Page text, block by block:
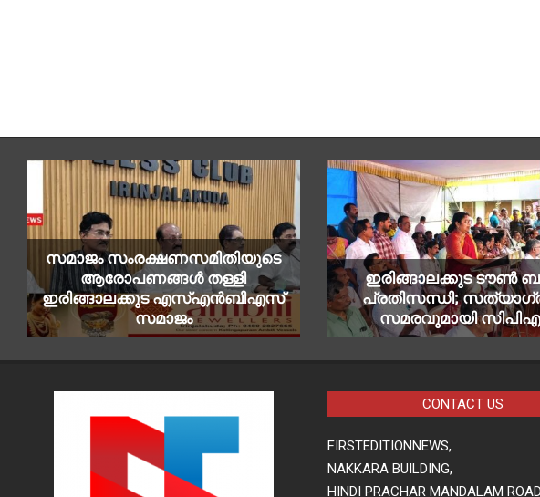
സമാജം സംരക്ഷണസമിതിയുടെ
ആരോപണങ്ങൾ തള്ളി
ഇരിങ്ങാലക്കുട എസ്എൻബിഎസ്
സമാജം
ഇരിങ്ങാലക്കുട ടൗൺ
പ്രതിസന്ധി;
സമരവുമായി
CONTACT US
FIRSTEDITIONNEWS,
NAKKARA BUILDING,
HINDI PRACHAR MANDALAM